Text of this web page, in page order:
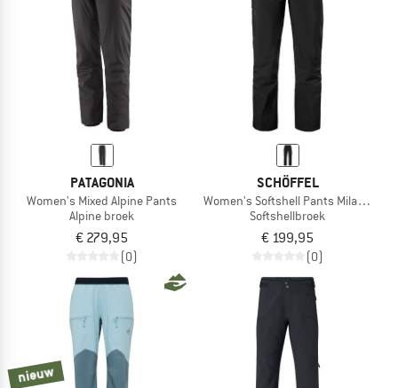
PATAGONIA
Women's Mixed Alpine Pants
Alpine broek
€ 279,95
(0)
SCHÖFFEL
Women's Softshell Pants Milagle
Softshellbroek
€ 199,95
(0)
nieuw